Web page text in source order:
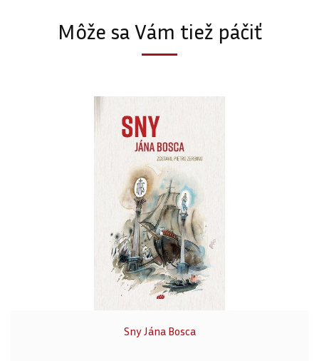
Môže sa Vám tiež páčiť
Sny Jána Bosca